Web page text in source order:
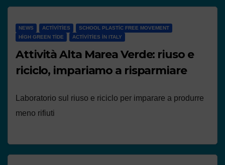
NEWS ACTIVITIES
SCHOOL PLASTIC FREE MOVEMENT
HIGH GREEN TIDE
ACTIVITIES IN ITALY
Attività Alta Marea Verde: riuso e
riciclo, impariamo a risparmiare
Laboratorio sul riuso e riciclo per imparare a produrre
meno rifiuti